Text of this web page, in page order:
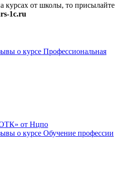
курсах от школы, то присылайте
1c.ru
о курсе Профессиональная
ОТК» от Нцпо
о курсе Обучение профессии